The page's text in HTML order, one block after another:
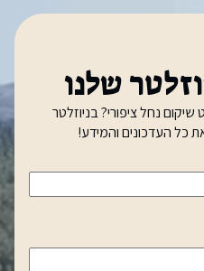
שלנו
נחל ציפורי? בניוזלטר
כל העדכונים והמידע!